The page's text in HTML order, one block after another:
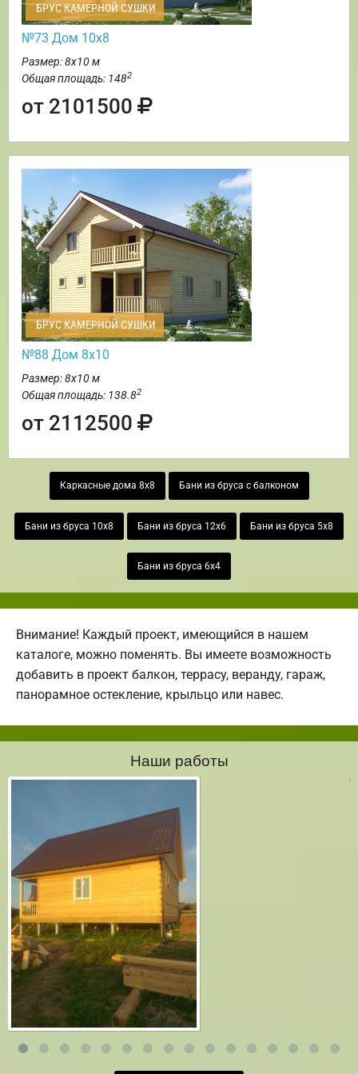
БРУС КАМЕРНОЙ СУШКИ
№73 Дом 10х8
Размер: 8х10 м
Общая площадь: 1482
от 2101500
БРУС КАМЕРНОЙ СУШКИ
№88 Дом 8х10
Размер: 8х10 м
Общая площадь: 138.82
от 2112500
Каркасные дома 8х8 Бани из бруса с балконом
Бани из бруса 10х8 Бани из бруса 12х6 Бани из бруса 5х8
Бани из бруса 6х4
Внимание! Каждый проект, имеющийся в нашем
каталоге, можно поменять. Вы имеете возможность
добавить в проект балкон, террасу, веранду, гараж,
панорамное остекление, крыльцо или навес.
Наши работы